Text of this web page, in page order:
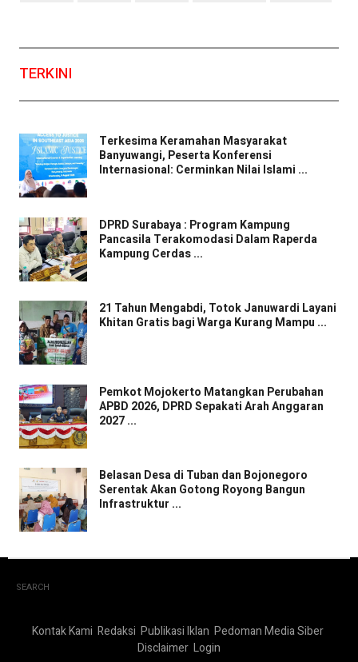
TERKINI
Terkesima Keramahan Masyarakat
Banyuwangi, Peserta Konferensi
Internasional: Cerminkan Nilai Islami ...
DPRD Surabaya : Program Kampung
Pancasila Terakomodasi Dalam Raperda
Kampung Cerdas ...
21 Tahun Mengabdi, Totok Januwardi Layani
Khitan Gratis bagi Warga Kurang Mampu ...
Pemkot Mojokerto Matangkan Perubahan
APBD 2026, DPRD Sepakati Arah Anggaran
2027 ...
Belasan Desa di Tuban dan Bojonegoro
Serentak Akan Gotong Royong Bangun
Infrastruktur ...
SEARCH
Kontak Kami Redaksi Publikasi Iklan Pedoman Media Siber
Disclaimer Login